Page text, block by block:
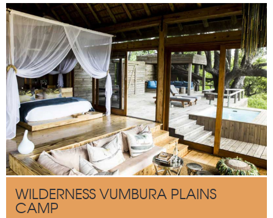
WILDERNESS VUMBURA PLAINS
CAMP